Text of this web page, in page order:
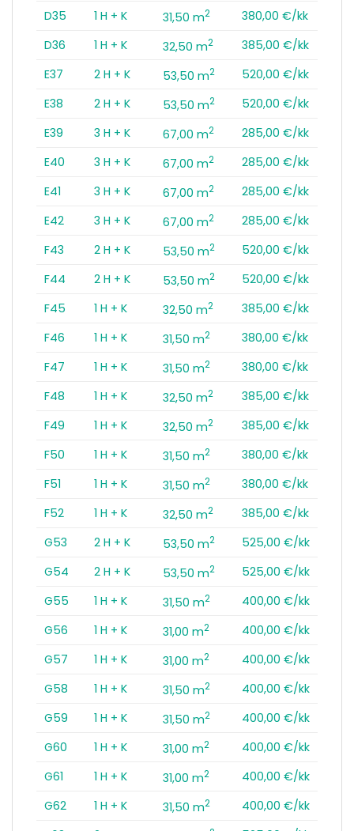
D35
1 H + K 31,50 m2
380,00 €/kk
D36
1 H + K 32,50 m2
385,00 €/kk
E37
2 H + K 53,50 m2
520,00 €/kk
E38
2 H + K 53,50 m2
520,00 €/kk
E39
3 H + K 67,00 m2
285,00 €/kk
E40
3 H + K 67,00 m2
285,00 €/kk
E41
3 H + K 67,00 m2
285,00 €/kk
E42
3 H + K 67,00 m2
285,00 €/kk
F43
2 H + K 53,50 m2
520,00 €/kk
F44
2 H + K 53,50 m2
520,00 €/kk
F45
1 H + K 32,50 m2
385,00 €/kk
F46
1 H + K 31,50 m2
380,00 €/kk
F47
1 H + K 31,50 m2
380,00 €/kk
F48
1 H + K 32,50 m2
385,00 €/kk
F49
1 H + K 32,50 m2
385,00 €/kk
F50
1 H + K 31,50 m2
380,00 €/kk
F51
1 H + K 31,50 m2
380,00 €/kk
F52
1 H + K 32,50 m2
385,00 €/kk
G53
2 H + K 53,50 m2
525,00 €/kk
G54
2 H + K 53,50 m2
525,00 €/kk
G55
1 H + K 31,50 m2
400,00 €/kk
G56
1 H + K 31,00 m2
400,00 €/kk
G57
1 H + K 31,00 m2
400,00 €/kk
G58
1 H + K 31,50 m2
400,00 €/kk
G59
1 H + K 31,50 m2
400,00 €/kk
G60
1 H + K 31,00 m2
400,00 €/kk
G61
1 H + K 31,00 m2
400,00 €/kk
G62
1 H + K 31,50 m2
400,00 €/kk